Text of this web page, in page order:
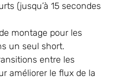
(jusqu’à 15 secondes
montage pour les
un seul short.
entre les
améliorer le flux de la